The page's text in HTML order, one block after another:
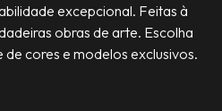
excepcional. Feitas à
obras de arte. Escolha
cores e modelos exclusivos.